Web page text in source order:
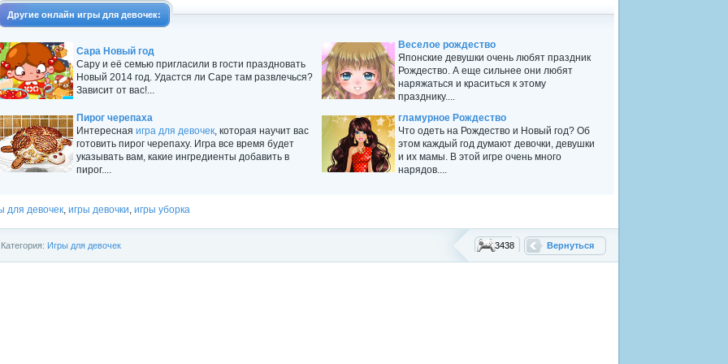
Другие онлайн игры для девочек:
Сара Новый год
Сару и её семью пригласили в гости праздновать
Новый 2014 год. Удастся ли Саре там развлечься?
Зависит от вас!...
Веселое рождество
Японские девушки очень любят праздник
Рождество. А еще сильнее они любят
наряжаться и краситься к этому
празднику....
Пирог черепаха
Интересная игра для девочек, которая научит вас
готовить пирог черепаху. Игра все время будет
указывать вам, какие ингредиенты добавить в
пирог....
гламурное Рождество
Что одеть на Рождество и Новый год? Об
этом каждый год думают девочки, девушки
и их мамы. В этой игре очень много
нарядов....
для девочек, игры девочки, игры уборка
Вернуться
3438
Категория: Игры для девочек